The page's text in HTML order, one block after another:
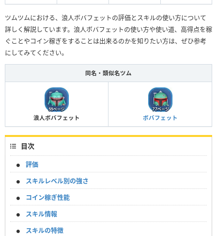
ツムツムにおける、浪人ボバフェットの評価とスキルの使い方について
詳しく解説しています。浪人ボバフェットの使い方や使い道、高得点を稼
ぐことやコイン稼ぎをすることは出来るのかを知りたい方は、ぜひ参考
にしてみてください。
同名・類似名ツム
浪人ボバフェット ボバフェット
目次
評価
スキルレベル別の強さ
コイン稼ぎ性能
スキル情報
スキルの特徴